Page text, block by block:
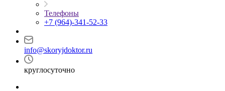
Телефоны
+7 (964)-341-52-33
info@skoryjdoktor.ru
круглосуточно